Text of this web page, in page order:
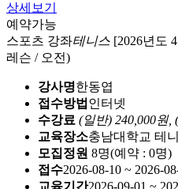
상세보기
예약가능
스포츠 강좌테니스 [2026년도
레슨 / 오전)
강사명한동엽
접수방법 인터넷
수강료 (일반) 240,000원,
교육장소충남대학교 테
모집정원 8명(예약 : 0명)
접수2026-08-10 ~ 2026-